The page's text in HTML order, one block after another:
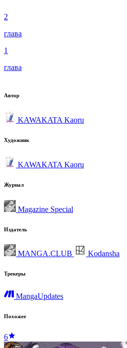
2
глава
1
глава
Автор
KAWAKATA Kaoru
Художник
KAWAKATA Kaoru
Журнал
Magazine Special
Издатель
MANGA.CLUB Kodansha
Трекеры
MangaUpdates
Похожее
6